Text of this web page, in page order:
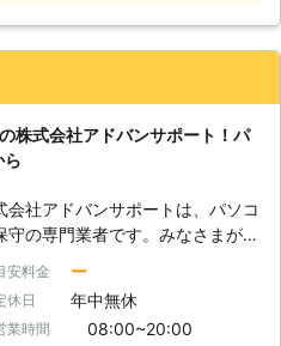
ご相談下さい。 弊社運営サイ
があります！その中でも多くのお
から高い評価をいただきました。
のトラブルを解決いたします。受
24時間365日、日本全国で対応
おりますので、お気軽にお問い合
ください。
株式会社アドバンサポート！パ
ら
会社アドバンサポートは、パソコ
守の専門業者です。みなさまがパ
・カスタマイズなどによってサポ
います。 パソコンをこれか
いたい方から、現在使っているけ
安料金 ー
休日 年中無休
業時間 08:00~20:00